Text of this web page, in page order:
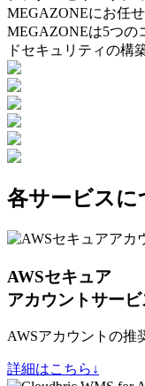
MEGAZONEにお任せ
MEGAZONEは5つの
ドセキュリティの構
各サービスに
AWSセキュア
アカウントサービ
AWSアカウントの推
詳細はこちら↓